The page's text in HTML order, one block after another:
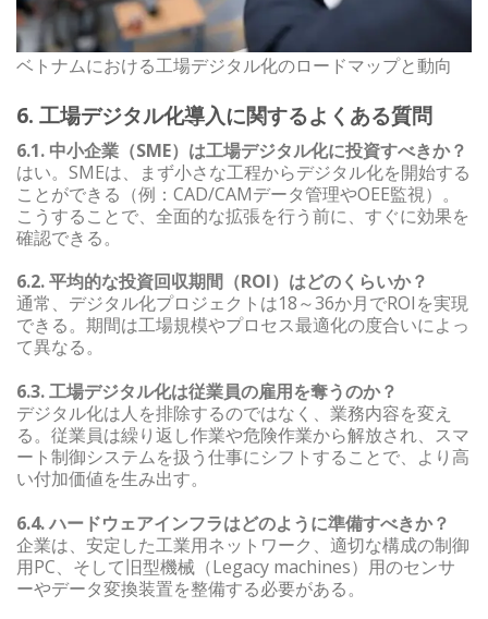
ベトナムにおける工場デジタル化のロードマップと動向
6. 工場デジタル化導入に関するよくある質問
6.1. 中小企業（SME）は工場デジタル化に投資すべきか？
はい。SMEは、まず小さな工程からデジタル化を開始する
ことができる（例：CAD/CAMデータ管理やOEE監視）。
こうすることで、全面的な拡張を行う前に、すぐに効果を
確認できる。
6.2. 平均的な投資回収期間（ROI）はどのくらいか？
通常、デジタル化プロジェクトは18～36か月でROIを実現
できる。期間は工場規模やプロセス最適化の度合いによっ
て異なる。
6.3. 工場デジタル化は従業員の雇用を奪うのか？
デジタル化は人を排除するのではなく、業務内容を変え
る。従業員は繰り返し作業や危険作業から解放され、スマ
ート制御システムを扱う仕事にシフトすることで、より高
い付加価値を生み出す。
6.4. ハードウェアインフラはどのように準備すべきか？
企業は、安定した工業用ネットワーク、適切な構成の制御
用PC、そして旧型機械（Legacy machines）用のセンサ
ーやデータ変換装置を整備する必要がある。